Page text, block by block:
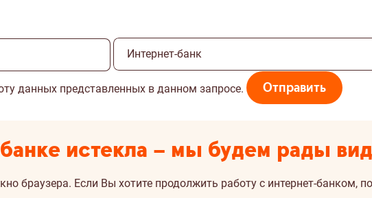
данных представленных в данном запросе. Отправить
истекла – мы будем рады
браузера. Если Вы хотите продолжить работу с интернет-банком,